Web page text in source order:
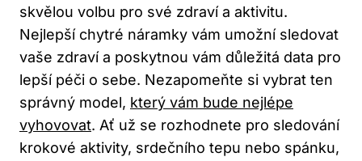
skvělou volbu pro‌ své ⁤zdraví ⁤a aktivitu. ​
Nejlepší chytré⁢ náramky vám umožní‍ sledovat
vaše ​zdraví a poskytnou​ vám důležitá‌ data‍ pro
lepší péči o sebe. Nezapomeňte‍ si vybrat ten
správný ‍model, který vám bude nejlépe
vyhovovat. ⁣Ať už se rozhodnete⁤ pro sledování
krokové aktivity, srdečního tepu nebo‍ spánku,